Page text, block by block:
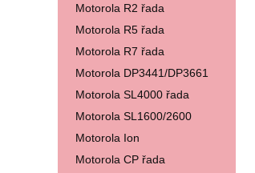
Motorola R2 řada
Motorola R5 řada
Motorola R7 řada
Motorola DP3441/DP3661
Motorola SL4000 řada
Motorola SL1600/2600
Motorola Ion
Motorola CP řada